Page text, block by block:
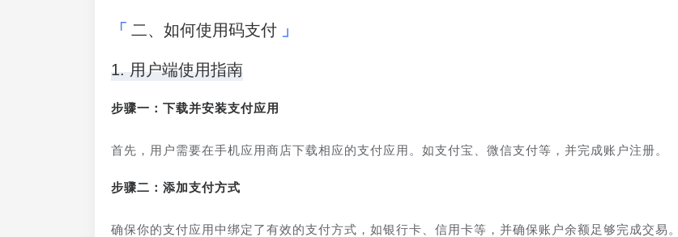
二、如何使用码支付
1. 用户端使用指南
步骤一：下载并安装支付应用
首先，用户需要在手机应用商店下载相应的支付应用。如支付宝、微信支付等，并完成账户注册。
步骤二：添加支付方式
确保你的支付应用中绑定了有效的支付方式，如银行卡、信用卡等，并确保账户余额足够完成交易。